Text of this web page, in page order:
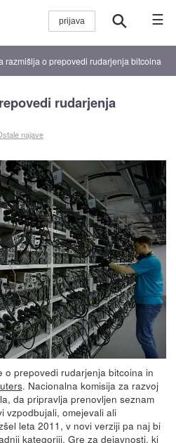
☰
razmišlja o prepovedi rudarjenja bitcoina
rudarjenja
najave
o prepovedi rudarjenja bitcoina in
. Nacionalna komisija za razvoj
da pripravlja prenovljen seznam
vzpodbujali, omejevali ali
leta 2011, v novi verziji pa naj bi
kategoriji. Gre za dejavnosti, ki